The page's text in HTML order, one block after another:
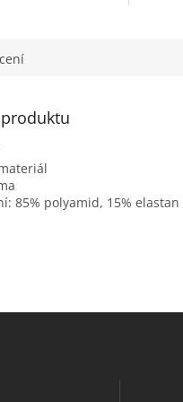
85% polyamid, 15% elastan